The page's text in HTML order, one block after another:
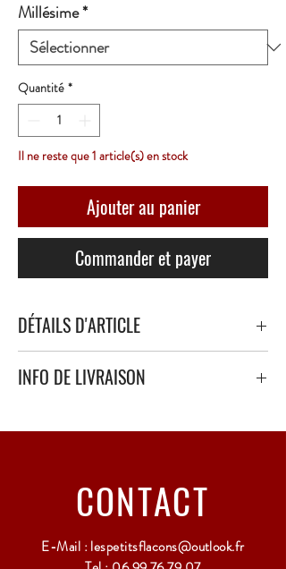
Millésime*
Quantité *
Il ne reste que 1 article(s) en stock
Ajouter au panier
Commander et payer
DÉTAILS D'ARTICLE
INFO DE LIVRAISON
polystyrène.
CONTACT
E-Mail :lespetitsflacons@outlook.fr